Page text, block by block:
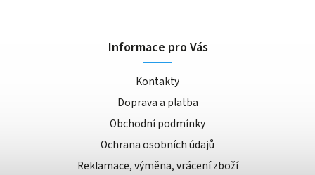
Informace pro Vás
Kontakty
Doprava a platba
Obchodní podmínky
Ochrana osobních údajů
Reklamace, výměna, vrácení zboží